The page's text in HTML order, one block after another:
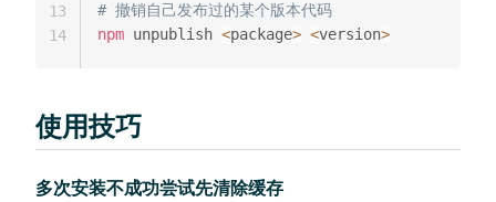
# 撤销自己发布过的某个版本代码
npm unpublish <package> <version>
13
14
使用技巧
多次安装不成功尝试先清除缓存